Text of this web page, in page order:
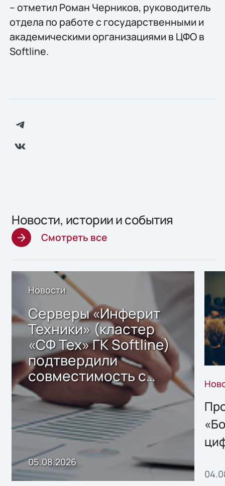
– отметил Роман Черников, руководитель
отдела по работе с государственными и
академическими организациями в ЦФО в
Softline.
Новости, истории и события
Смотреть все
Новости
Серверы «Инферит
Техники» (кластер
«СФ Тех» ГК Softline)
подтвердили
совместимость с
решением Sharx
Storage 2.x для
хранения данных
05.08.2026